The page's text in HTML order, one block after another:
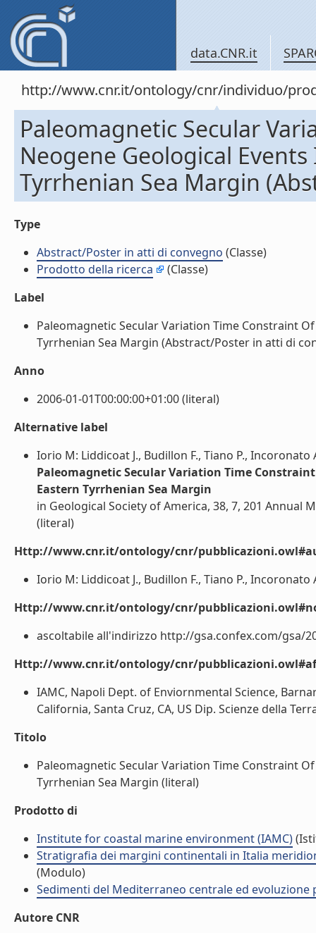
data.CNR.it
http://www.cnr.it/ontology/cnr/individuo/
Paleomagnetic Secular
Neogene Geological
Tyrrhenian Sea Margin
Type
Abstract/Poster in atti di convegno (Classe)
Prodotto della ricerca
(Classe)
Label
Paleomagnetic Secular Variation Time Constraint
Tyrrhenian Sea Margin (Abstract/Poster in atti di
Anno
2006-01-01T00:00:00+01:00 (literal)
Alternative label
Iorio M: Liddicoat J., Budillon F., Tiano P., Incoronato
Paleomagnetic Secular Variation Time
Eastern Tyrrhenian Sea Margin
in Geological Society of America, 38, 7, 201 Annual
(literal)
Http://www.cnr.it/ontology/cnr/
Iorio M: Liddicoat J., Budillon F., Tiano P., Incoronato
Http://www.cnr.it/ontology/cnr/
ascoltabile all'indirizzo http://gsa.confex.com/gsa/
Http://www.cnr.it/ontology/cnr/
IAMC, Napoli Dept. of Enviornmental Science,
California, Santa Cruz, CA, US Dip. Scienze della
Titolo
Paleomagnetic Secular Variation Time Constraint
Tyrrhenian Sea Margin (literal)
Prodotto di
Institute for coastal marine environment (IAMC)
Stratigrafia dei margini continentali in Italia
(Modulo)
Sedimenti del Mediterraneo centrale ed evoluzione
Autore CNR